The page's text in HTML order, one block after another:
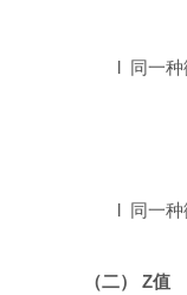
l 同一
l 同一
（二） Z值